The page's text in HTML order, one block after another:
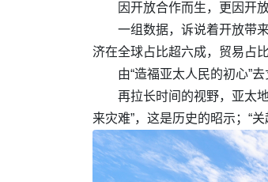
因开放合作而生，更因开
一组数据，诉说着开放带
济在全球占比超六成，贸易占
由“造福亚太人民的初心”
再拉长时间的视野，亚太
来灾难”，这是历史的昭示；“